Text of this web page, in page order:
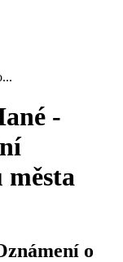
-
města
o